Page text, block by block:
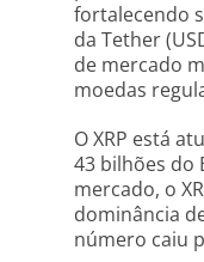
fortalecendo
da Tether
de mercado
moedas
O XRP está
43 bilhões do
mercado, o
dominância
número caiu